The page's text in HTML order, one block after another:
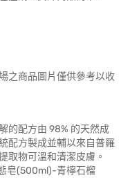
之商品圖片僅供參考以收
的配方由 98% 的天然成
配方製成並輔以來自普羅
取物可溫和清潔皮膚。
皂(500ml)-青檸石榴